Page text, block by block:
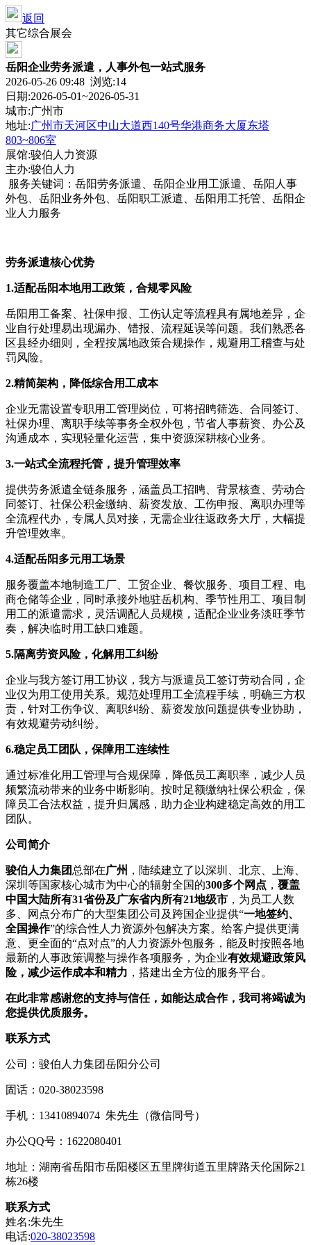
返回
其它综合展会
岳阳企业劳务派遣，人事外包一站式服务
2026-05-26 09:48 浏览:14
日期:2026-05-01~2026-05-31
城市:广州市
地址:广州市天河区中山大道西140号华港商务大厦东塔
803~806室
展馆:骏伯人力资源
主办:骏伯人力
服务关键词：岳阳劳务派遣、岳阳企业用工派遣、岳阳人事
外包、岳阳业务外包、岳阳职工派遣、岳阳用工托管、岳阳企
业人力服务
劳务派遣核心优势
1.适配岳阳本地用工政策，合规零风险
岳阳用工备案、社保申报、工伤认定等流程具有属地差异，企
业自行处理易出现漏办、错报、流程延误等问题。我们熟悉各
区县经办细则，全程按属地政策合规操作，规避用工稽查与处
罚风险。
2.精简架构，降低综合用工成本
企业无需设置专职用工管理岗位，可将招䀻筛选、合同签订、
社保办理、离职手续等事务全权外包，节省人事薪资、办公及
沟通成本，实现轻量化运营，集中资源深耕核心业务。
3.一站式全流程托管，提升管理效率
提供劳务派遣全链条服务，涵盖员工招䀻、背景核查、劳动合
同签订、社保公积金缴纳、薪资发放、工伤申报、离职办理等
全流程代办，专属人员对接，无需企业往返政务大厅，大幅提
升管理效率。
4.适配岳阳多元用工场景
服务覆盖本地制造工厂、工贸企业、餐饮服务、项目工程、电
商仓储等企业，同时承接外地驻岳机构、季节性用工、项目制
用工的派遣需求，灵活调配人员规模，适配企业业务淡旺季节
奏，解决临时用工缺口难题。
5.隔离劳资风险，化解用工纠纷
企业与我方签订用工协议，我方与派遣员工签订劳动合同，企
业仅为用工使用关系。规范处理用工全流程手续，明确三方权
责，针对工伤争议、离职纠纷、薪资发放问题提供专业协助，
有效规避劳动纠纷。
6.稳定员工团队，保障用工连续性
通过标准化用工管理与合规保障，降低员工离职率，减少人员
频繁流动带来的业务中断影响。按时足额缴纳社保公积金，保
障员工合法权益，提升归属感，助力企业构建稳定高效的用工
团队。
公司 简介
骏伯人力集团 总部在广州 ，陆续建立了以深圳、北京、上海、
深圳等国家核心城市为中心的辐射全国的300多个网点 ， 覆盖
中国大陆所有31省份及广东省内所有21地级市 ，为员工人数
多、网点分布广的大型集团公司及跨国企业提供“一地签约、
全国操作”的综合性人力资源外包解决方案。给客户提供更满
意、更全面的“点对点”的人力资源外包服务，能及时按照各地
最新的人事政策调整与操作各项服务，为企业有效规避政策风
险，减少运作成本和精力 ，搭建出全方位的服务平台。
在此非常感谢您的支持与信任，如能达成合作，我司将竭诚为
您提供优质服务。
联系方式
公司：骏伯人力集团岳阳分公司
固话：020-38023598
手机：13410894074 朱先生（微信同号）
办公QQ号：1622080401
地址：湖南省岳阳市岳阳楼区五里牌街道五里牌路天伦国际21
栋26楼
联系方式
姓名:朱先生
电话:020-38023598